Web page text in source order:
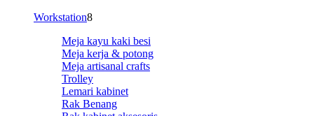
Workstation8
Meja kayu kaki besi
Meja kerja & potong
Meja artisanal crafts
Trolley
Lemari kabinet
Rak Benang